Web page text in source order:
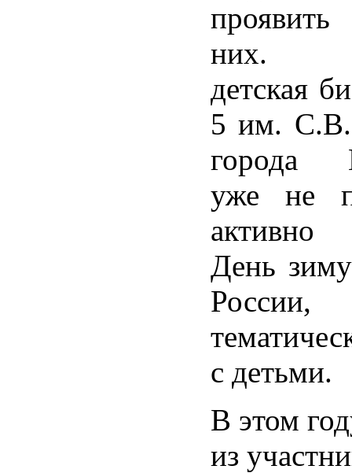
них.
детская
5 им. С.В.
города
уже не
День
с детьми.
В этом
из